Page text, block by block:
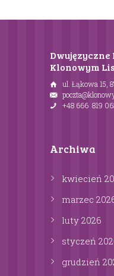
Dwujęzyczne
Klonowym
ul. Łąkowa 15,
+48 666 819
Archiwa
kwiecień
marzec
luty 2026
styczeń
grudzień